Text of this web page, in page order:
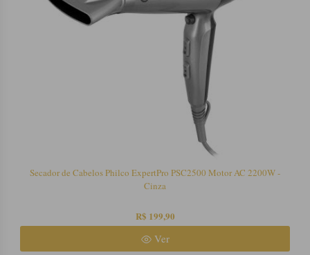
Secador de Cabelos Philco ExpertPro PSC2500 Motor AC 2200W -
Cinza
R$ 199,90
Ver